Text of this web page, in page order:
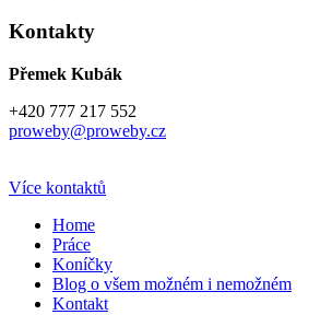
Kontakty
Přemek Kubák
+420 777 217 552
proweby@proweby.cz
Více kontaktů
Home
Práce
Koníčky
Blog o všem možném i nemožném
Kontakt